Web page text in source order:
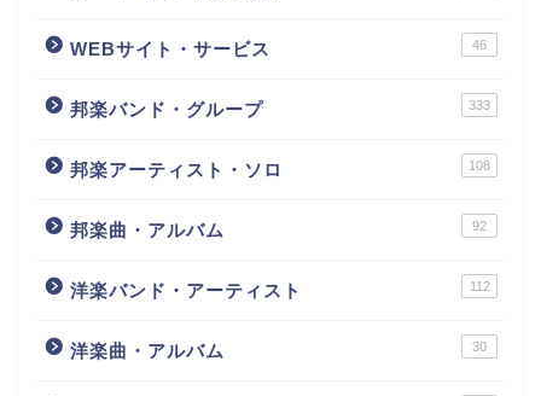
WEBサイト・サービス 46
邦楽バンド・グループ 333
邦楽アーティスト・ソロ 108
邦楽曲・アルバム 92
洋楽バンド・アーティスト 112
洋楽曲・アルバム 30